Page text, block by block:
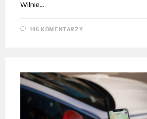
Wilnie…
146 KOMENTARZY